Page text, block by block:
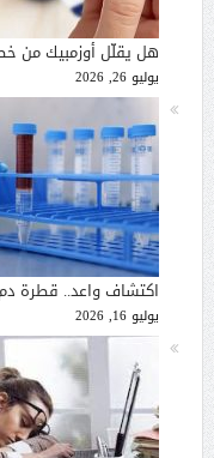
هل يقلّل أوزمبيك من
يوليو 26, 2026
اكتشاف واعد.. قطرة
يوليو 16, 2026